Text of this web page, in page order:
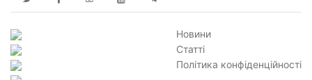
Новини
Статті
Політика конфіденційності